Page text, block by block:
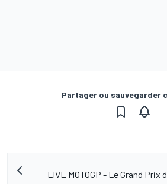
Partager ou sauvegarder
LIVE MOTOGP - Le Grand